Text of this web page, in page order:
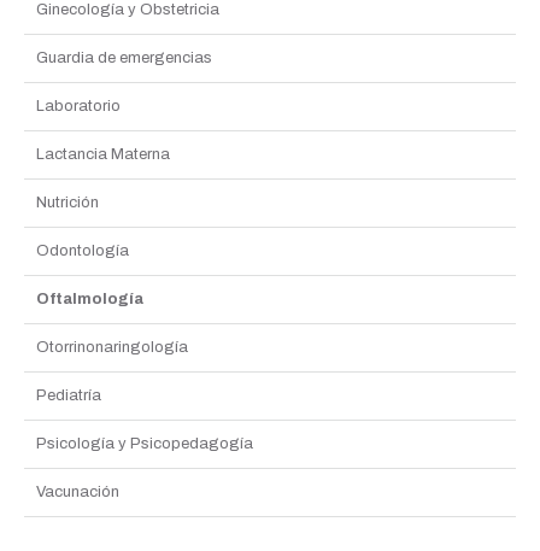
Ginecología y Obstetricia
Guardia de emergencias
Laboratorio
Lactancia Materna
Nutrición
Odontología
Oftalmología
Otorrinonaringología
Pediatría
Psicología y Psicopedagogía
Vacunación